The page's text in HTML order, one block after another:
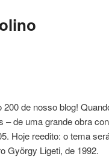
de nosso blog!
– de uma grande obra
Hoje reedito: o tema
György Ligeti, de 1992.